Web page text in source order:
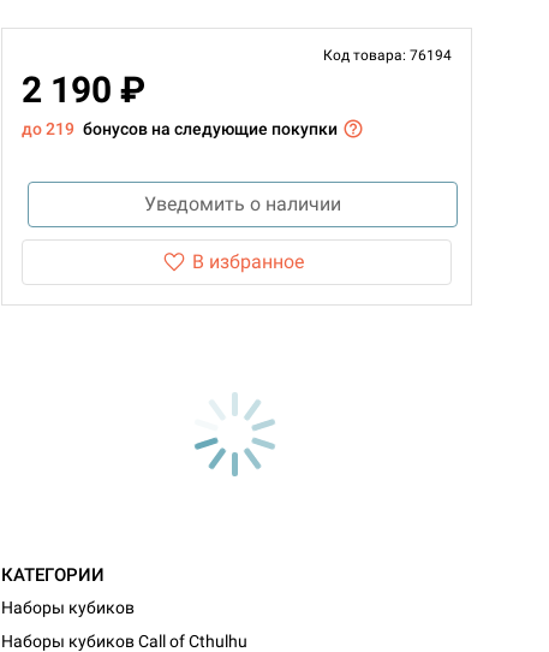
Код товара: 76194
2 190 ₽
до 219 бонусов на следующие покупки
Уведомить о наличии
В избранное
КАТЕГОРИИ
Наборы кубиков
Наборы кубиков Call of Cthulhu